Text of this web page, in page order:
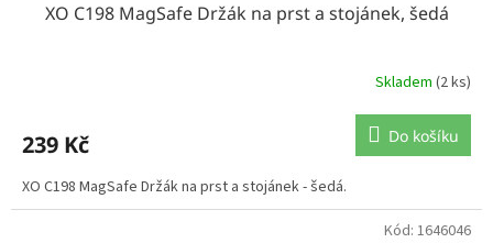
XO C198 MagSafe Držák na prst a stojánek, šedá
Skladem (2 ks)
239 Kč Do košíku
XO C198 MagSafe Držák na prst a stojánek - šedá.
Kód: 1646046